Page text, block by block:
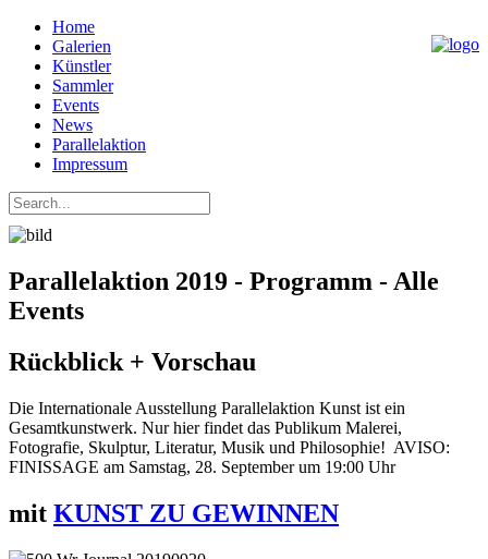
Home
Galerien
Künstler
Sammler
Events
News
Parallelaktion
Impressum
Parallelaktion 2019 - Programm - Alle
Events
Rückblick + Vorschau
Die Internationale Ausstellung Parallelaktion Kunst ist ein
Gesamtkunstwerk. Nur hier findet das Publikum Malerei,
Fotografie, Skulptur, Literatur, Musik und Philosophie! AVISO:
FINISSAGE am Samstag, 28. September um 19:00 Uhr
mit KUNST ZU GEWINNEN